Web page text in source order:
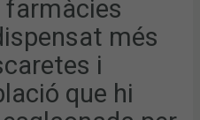
farmàcies
més
i
que hi